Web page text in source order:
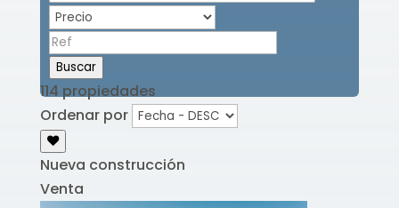
Buscar
114 propiedades
Ordenar por
Nueva construcción
Venta